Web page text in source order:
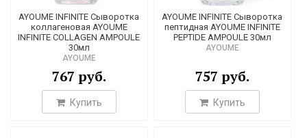
1
1
14
3
AYOUME INFINITE Сыворотка
коллагеновая AYOUME
INFINITE COLLAGEN AMPOULE
30мл
AYOUME
767 руб.
Купить
AYOUME INFINITE Сыворотка
пептидная AYOUME INFINITE
PEPTIDE AMPOULE 30мл
AYOUME
757 руб.
Купить